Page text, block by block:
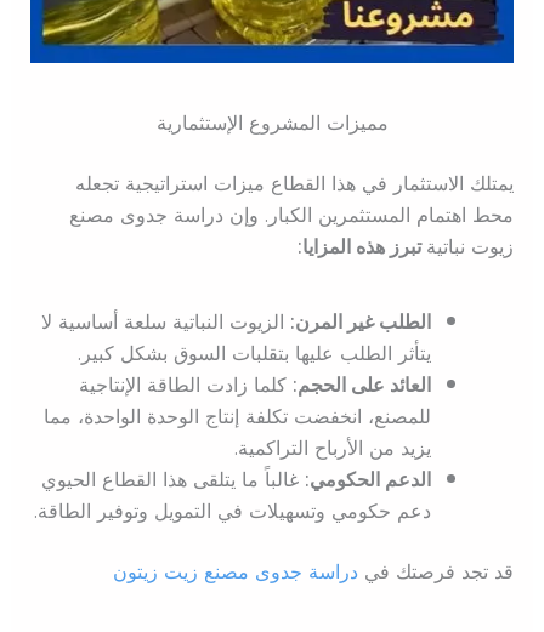
مميزات المشروع الإستثمارية
يمتلك الاستثمار في هذا القطاع ميزات استراتيجية تجعله
محط اهتمام المستثمرين الكبار. وإن دراسة جدوى مصنع
زيوت نباتيةتبرز هذه المزايا:
الطلب غير المرن:الزيوت النباتية سلعة أساسية لا
يتأثر الطلب عليها بتقلبات السوق بشكل كبير.
العائد على الحجم:كلما زادت الطاقة الإنتاجية
للمصنع، انخفضت تكلفة إنتاج الوحدة الواحدة، مما
يزيد من الأرباح التراكمية.
الدعم الحكومي:غالباً ما يتلقى هذا القطاع الحيوي
دعم حكومي وتسهيلات في التمويل وتوفير الطاقة.
قد تجد فرصتك في دراسة جدوى مصنع زيت زيتون